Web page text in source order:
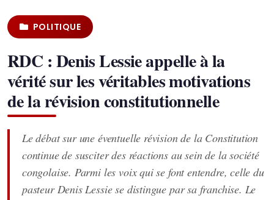
POLITIQUE
RDC : Denis Lessie appelle à la
vérité sur les véritables motivations
de la révision constitutionnelle
Le débat sur une éventuelle révision de la Constitution
continue de susciter des réactions au sein de la société
congolaise. Parmi les voix qui se font entendre, celle du
pasteur Denis Lessie se distingue par sa franchise. Le